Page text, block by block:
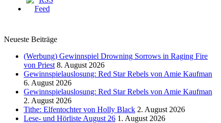
Neueste Beiträge
(Werbung) Gewinnspiel Drowning Sorrows in Raging Fire
von Priest 8. August 2026
Gewinnspielauslosung: Red Star Rebels von Amie Kaufman
6. August 2026
Gewinnspielauslosung: Red Star Rebels von Amie Kaufman
2. August 2026
Tithe: Elfentochter von Holly Black 2. August 2026
Lese- und Hörliste August 26 1. August 2026